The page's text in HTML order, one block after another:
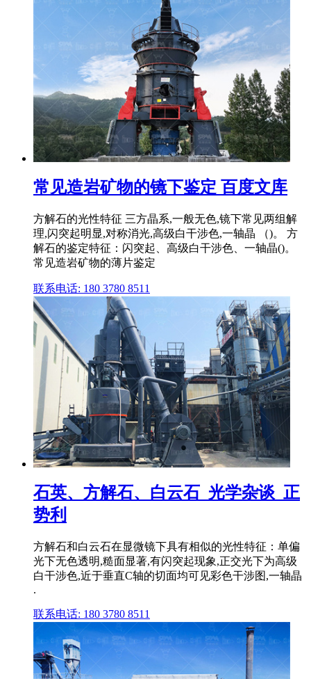
常见造岩矿物的镜下鉴定 百度文库
方解石的光性特征 三方晶系,一般无色,镜下常见两组解
理,闪突起明显,对称消光,高级白干涉色,一轴晶 （)。 方
解石的鉴定特征：闪突起、高级白干涉色、一轴晶()。
常见造岩矿物的薄片鉴定
联系电话: 180 3780 8511
石英、方解石、白云石_光学杂谈_正
势利
方解石和白云石在显微镜下具有相似的光性特征：单偏
光下无色透明,糙面显著,有闪突起现象,正交光下为高级
白干涉色,近于垂直C轴的切面均可见彩色干涉图,一轴晶
.
联系电话: 180 3780 8511